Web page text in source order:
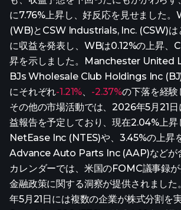
に7.76%上昇し、好反応を見せました
(WB)とCSW Industrials, Inc. (CSW)は
に収益を発表し、WBは0.12%の上昇、
昇を示しました。Manchester United
BJs Wholesale Club Holdings Inc
にそれぞれ-1.21%、 -2.37%の下落を経験
その他の市場活動では、2026年5月21
益報告を予定しており、現在2.04%上昇
NetEase Inc (NTES)や、3.45%の上昇
Advance Auto Parts Inc (AAP)などが
カレンダーでは、米国のFOMC議事録
金融政策に関する洞察が提供されまし
年5月21日には複数の企業が株式分割を